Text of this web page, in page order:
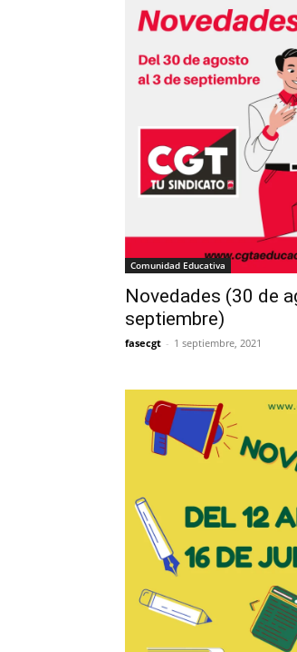
Comunidad Educativa
Novedades (30 de
septiembre)
fasecgt - 1 septiembre, 2021